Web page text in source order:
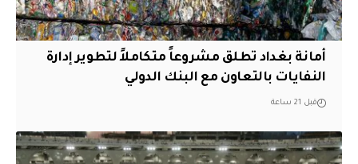
أمانة بغداد تطلق مشروعاً متكاملاً لتطوير إدارة
النفايات بالتعاون مع البنك الدولي
قبل 21 ساعة